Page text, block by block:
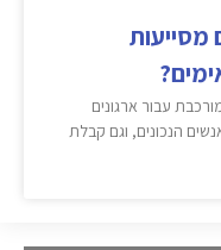
מסייעות
עבור ארגונים
הנכונים, וגם קבלת